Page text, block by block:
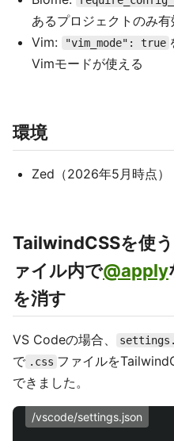
あるプロジェクトのみ有
Vim:
"vim_mode": true
Vimモードが使える
環境
Zed（2026年5月時点）
TailwindCSSを使
ァイル内で@apply
を消す
VS Codeの場合、
で .css ファイルを
できました。
/vscode/settings.json